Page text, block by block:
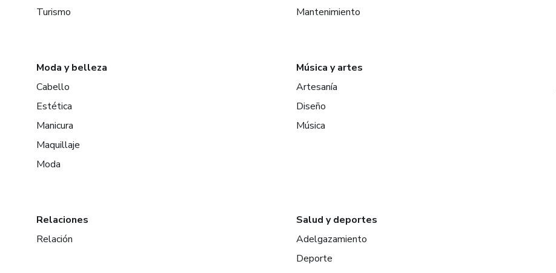
Turismo
Mantenimiento
Moda y belleza
Cabello
Estética
Manicura
Maquillaje
Moda
Música y artes
Artesanía
Diseño
Música
Relaciones
Relación
Salud y deportes
Adelgazamiento
Deporte